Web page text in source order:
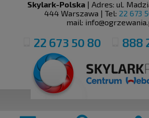
Skylark-Polska | Adres: ul.
444 Warszawa | Tel: 22 673
mail:
22 673 50 80 888